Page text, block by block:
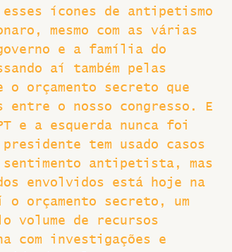
ícones de antipetismo
mesmo com as várias
e a família do
aí também pelas
orçamento secreto que
o nosso congresso. E
e a esquerda nunca foi
tem usado casos
sentimento antipetista, mas
envolvidos está hoje na
o orçamento secreto, um
volume de recursos
com investigações e